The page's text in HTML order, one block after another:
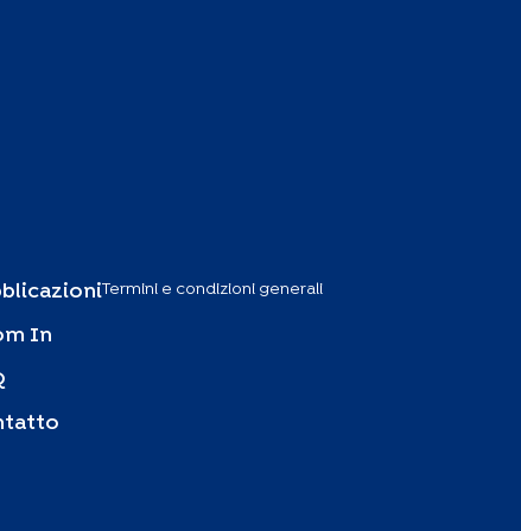
In
Termini e condizioni generali